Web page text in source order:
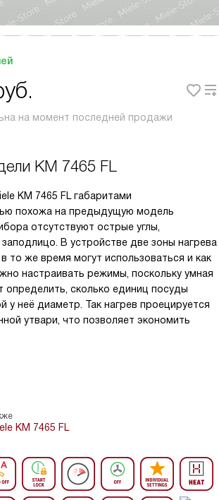
на момент последней продажи
KM 7465 FL
KM 7465 FL габаритами
похожа на предыдущую модель
отсутствуют острые углы,
заподлицо. В устройстве две зоны нагрева
то же время могут использоваться и как
настраивать режимы, поскольку умная
определить, сколько единиц посуды
у неё диаметр. Так нагрев проецируется
утвари, что позволяет экономить
KM 7465 FL